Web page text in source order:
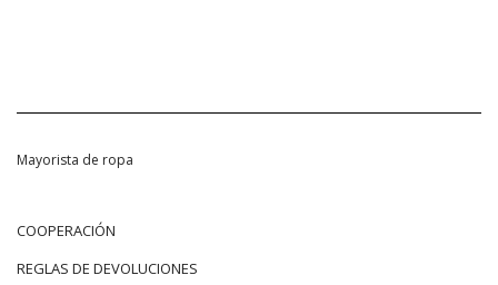
Mayorista de ropa
COOPERACIÓN
REGLAS DE DEVOLUCIONES